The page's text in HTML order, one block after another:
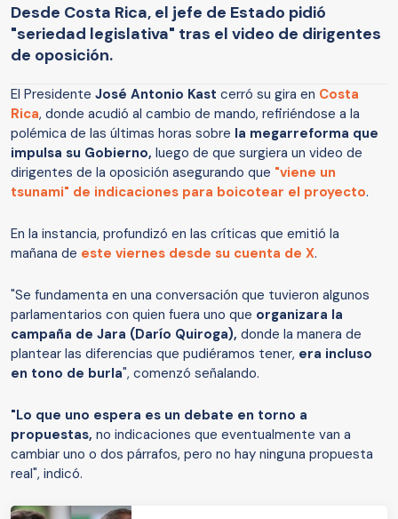
Desde Costa Rica, el jefe de Estado pidió
"seriedad legislativa" tras el video de dirigentes
de oposición.
El Presidente José Antonio Kast cerró su gira en Costa
Rica, donde acudió al cambio de mando, refiriéndose a la
polémica de las últimas horas sobre la megarreforma que
impulsa su Gobierno, luego de que surgiera un video de
dirigentes de la oposición asegurando que "viene un
tsunami" de indicaciones para boicotear el proyecto.
En la instancia, profundizó en las críticas que emitió la
mañana de este viernes desde su cuenta de X.
"Se fundamenta en una conversación que tuvieron algunos
parlamentarios con quien fuera uno que organizara la
campaña de Jara (Darío Quiroga), donde la manera de
plantear las diferencias que pudiéramos tener, era incluso
en tono de burla", comenzó señalando.
"Lo que uno espera es un debate en torno a
propuestas, no indicaciones que eventualmente van a
cambiar uno o dos párrafos, pero no hay ninguna propuesta
real", indicó.